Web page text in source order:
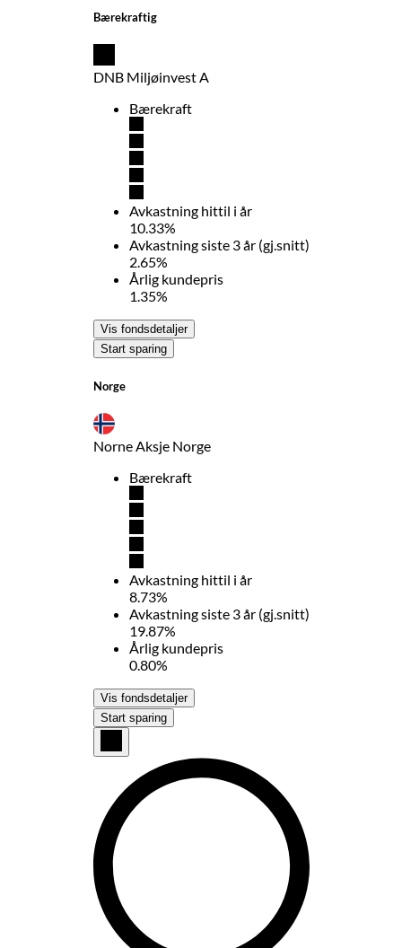
Bærekraftig
DNB Miljøinvest A
Bærekraft
Avkastning hittil i år
10.33%
Avkastning siste 3 år (gj.snitt)
2.65%
Årlig kundepris
1.35%
Vis fondsdetaljer
Start sparing
Norge
Norne Aksje Norge
Bærekraft
Avkastning hittil i år
8.73%
Avkastning siste 3 år (gj.snitt)
19.87%
Årlig kundepris
0.80%
Vis fondsdetaljer
Start sparing